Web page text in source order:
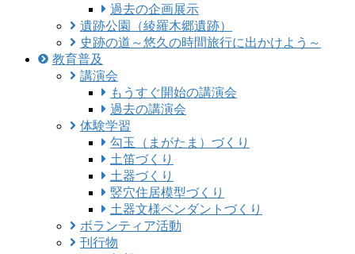
過去の企画展示
遺跡公園（綾羅木郷遺跡）
史跡の道～悠久の時間旅行に出かけよう～
教育普及
講演会
もうすぐ開始の講演会
過去の講演会
体験学習
勾玉（まがたま）づくり
土笛づくり
土器づくり
竪穴住居模型づくり
土器文様ペンダントづくり
ボランティア活動
刊行物